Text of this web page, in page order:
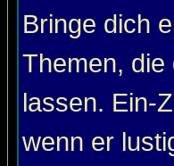
Bringe dich
Themen, die
lassen. Ein-
wenn er